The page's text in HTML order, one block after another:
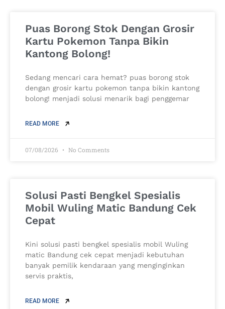
Puas Borong Stok Dengan Grosir
Kartu Pokemon Tanpa Bikin
Kantong Bolong!
Sedang mencari cara hemat? puas borong stok
dengan grosir kartu pokemon tanpa bikin kantong
bolong! menjadi solusi menarik bagi penggemar
READ MORE
07/08/2026 No Comments
Solusi Pasti Bengkel Spesialis
Mobil Wuling Matic Bandung Cek
Cepat
Kini solusi pasti bengkel spesialis mobil Wuling
matic Bandung cek cepat menjadi kebutuhan
banyak pemilik kendaraan yang menginginkan
servis praktis,
READ MORE